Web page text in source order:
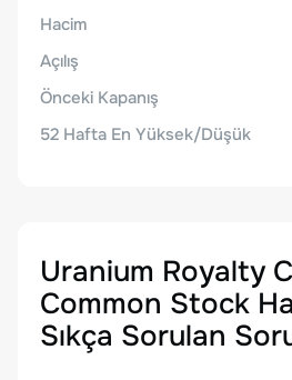
Hacim
Açılış
Önceki Kapanış
52 Hafta En Yüksek/Düşük
Uranium Royalty
Common Stock
Sıkça Sorulan